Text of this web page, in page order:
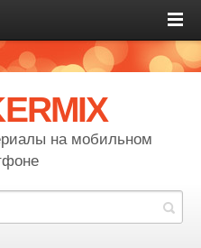
на мобильном